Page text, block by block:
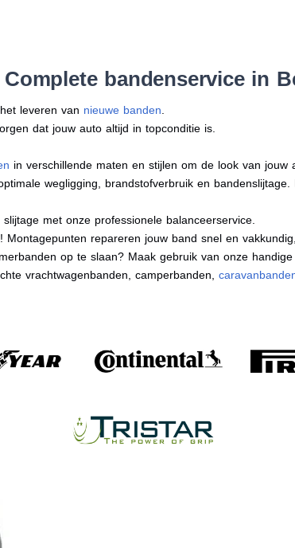
bandenservice in
leveren van nieuwe banden.
dat jouw auto altijd in topconditie is.
in verschillende maten en stijlen om de look van jouw
wegligging, brandstofverbruik en
met onze professionele balanceerservice.
Montagepunten repareren jouw band snel en
op te slaan? Maak gebruik van onze
vrachtwagenbanden, camperbanden,